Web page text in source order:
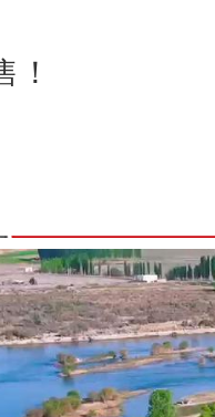
！
期，开都河天